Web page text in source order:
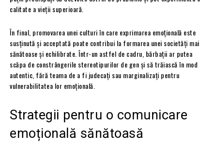
calitate a vieții superioară.
În final, promovarea unei culturi în care exprimarea emoțională este
susținută și acceptată poate contribui la formarea unei societăți mai
sănătoase și echilibrate. Într-un astfel de cadru, bărbații ar putea
scăpa de constrângerile stereotipurilor de gen și să trăiască în mod
autentic, fără teama de a fi judecați sau marginalizați pentru
vulnerabilitatea lor emoțională.
Strategii pentru o comunicare
emoțională sănătoasă